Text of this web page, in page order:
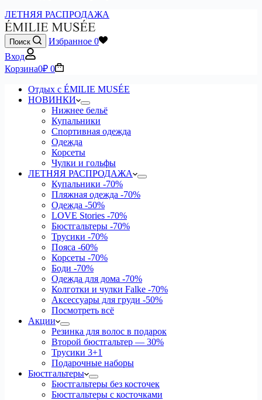
ЛЕТНЯЯ РАСПРОДАЖА
Поиск Избранное 0
Вход
Корзина0₽ 0
Отдых с ÉMILIE MUSÉE
НОВИНКИ
Нижнее бельё
Купальники
Спортивная одежда
Одежда
Корсеты
Чулки и гольфы
ЛЕТНЯЯ РАСПРОДАЖА
Купальники -70%
Пляжная одежда -70%
Одежда -50%
LOVE Stories -70%
Бюстгальтеры -70%
Трусики -70%
Пояса -60%
Корсеты -70%
Боди -70%
Одежда для дома -70%
Колготки и чулки Falke -70%
Аксессуары для груди -50%
Посмотреть всё
Акции
Резинка для волос в подарок
Второй бюстгальтер — 30%
Трусики 3+1
Подарочные наборы
Бюстгальтеры
Бюстгальтеры без косточек
Бюстгальтеры с косточками